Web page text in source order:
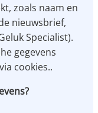
zoals naam en
nieuwsbrief,
Specialist).
gegevens
cookies..